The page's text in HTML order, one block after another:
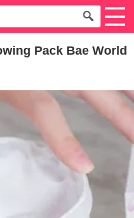
Pack Bae World